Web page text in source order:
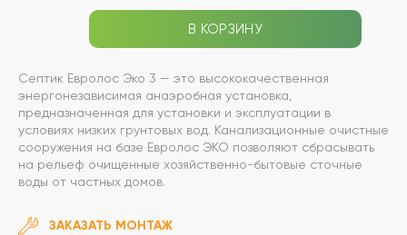
В КОРЗИНУ
Септик Евролос Эко 3 — это высококачественная
энергонезависимая анаэробная установка,
предназначенная для установки и эксплуатации в
условиях низких грунтовых вод. Канализационные очистные
сооружения на базе Евролос ЭКО позволяют сбрасывать
на рельеф очищенные хозяйственно-бытовые сточные
воды от частных домов.
ЗАКАЗАТЬ МОНТАЖ